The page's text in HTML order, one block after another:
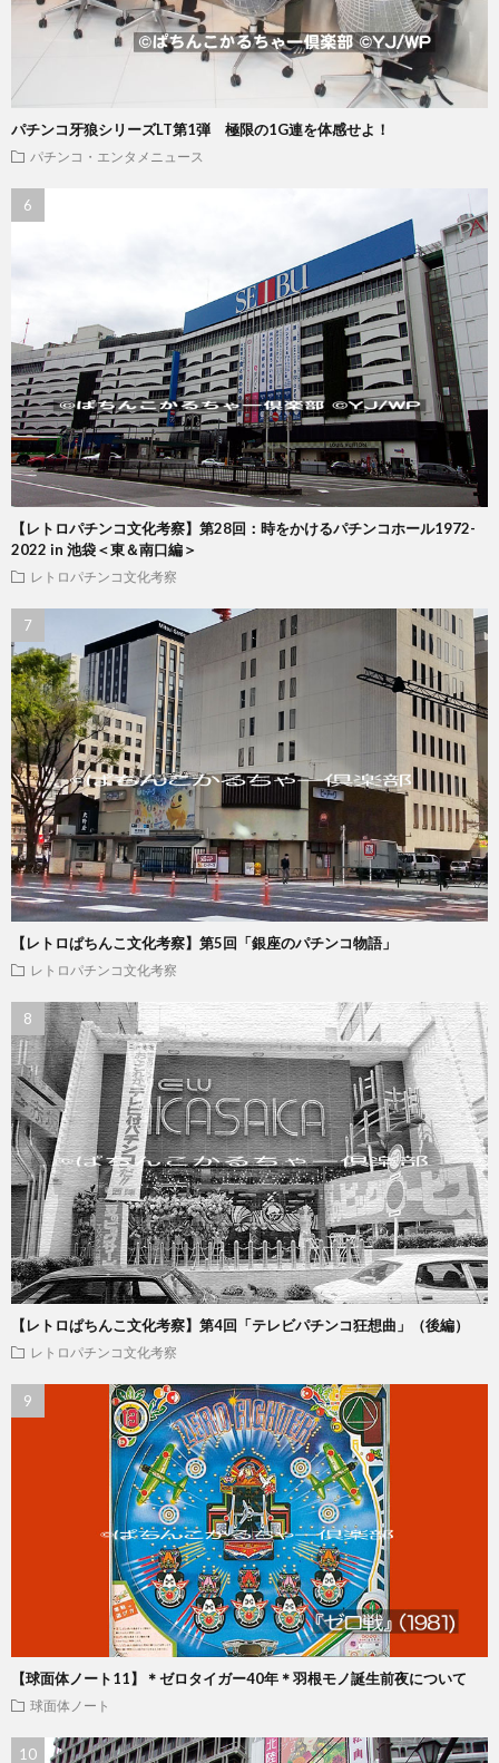
パチンコ牙狼シリーズLT第1弾 極限の1G連を体感せよ！
パチンコ・エンタメニュース
【レトロパチンコ文化考察】第28回：時をかけるパチンコホール1972-
2022 in 池袋＜東＆南口編＞
レトロパチンコ文化考察
【レトロぱちんこ文化考察】第5回「銀座のパチンコ物語」
レトロパチンコ文化考察
【レトロぱちんこ文化考察】第4回「テレビパチンコ狂想曲」（後編）
レトロパチンコ文化考察
【球面体ノート11】＊ゼロタイガー40年＊羽根モノ誕生前夜について
球面体ノート